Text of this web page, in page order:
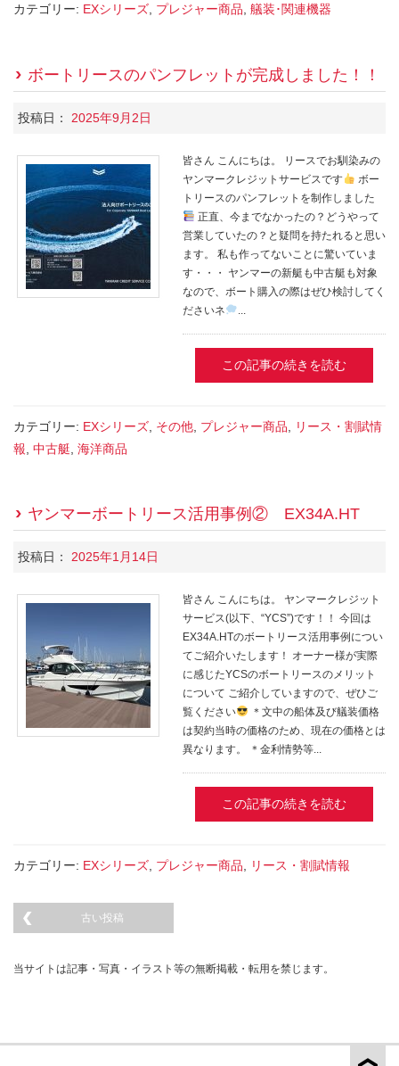
カテゴリー: EXシリーズ プレジャー商品 艤装･関連機器
ボートリースのパンフレットが完成しました！！
投稿日： 2025年9月2日
皆さん こんにちは。 リースでお馴染みの
ヤンマークレジットサービスです
ボー
トリースのパンフレットを制作しました
正直、今までなかったの？どうやって
営業していたの？と疑問を持たれると思い
ます。 私も作ってないことに驚いていま
す・・・ ヤンマーの新艇も中古艇も対象
なので、ボート購入の際はぜひ検討してく
ださいネ
この記事の続きを読む
カテゴリー: EXシリーズ その他 プレジャー商品
リース・割賦情
報 中古艇 海洋商品
ヤンマーボートリース活用事例② EX34A.HT
投稿日： 2025年1月14日
皆さん こんにちは。 ヤンマークレジット
サービス(以下、“YCS”)です！！ 今回は
EX34A.HTのボートリース活用事例につい
てご紹介いたします！ オーナー様が実際
に感じたYCSのボートリースのメリット
について ご紹介していますので、ぜひご
覧ください
＊文中の船体及び艤装価格
は契約当時の価格のため、現在の価格とは
異なります。 ＊金利情勢等...
この記事の続きを読む
カテゴリー: EXシリーズ, プレジャー商品, リース・割賦情報
古い投稿
当サイトは記事・写真・イラスト等の無断掲載・転用を禁じます。